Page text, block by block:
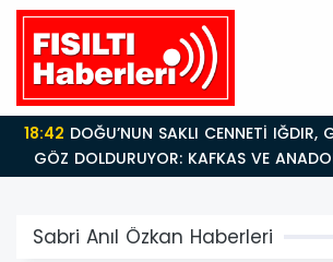
18:42
GÖZ DOLDURUYOR: KAFKAS VE
BULUŞMA NOKTASI
Sabri Anıl Özkan Haberleri